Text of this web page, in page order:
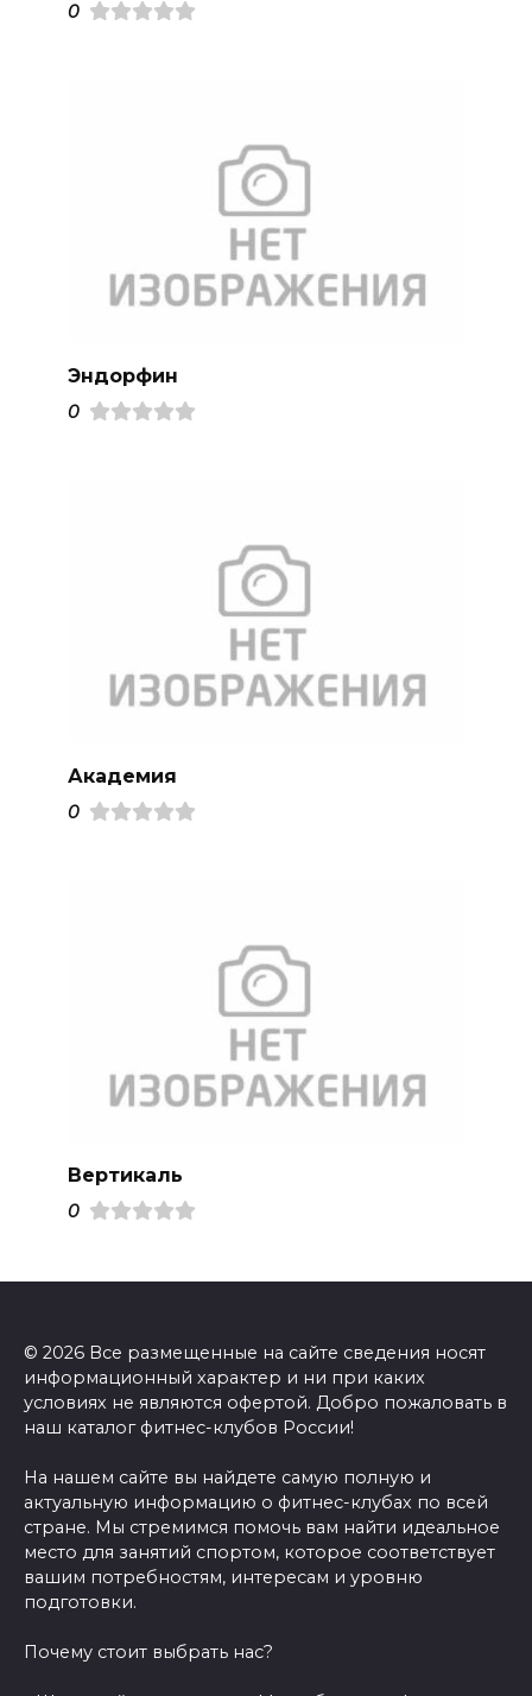
0
Эндорфин
0
Академия
0
Вертикаль
0
© 2026 Все размещенные на сайте сведения носят
информационный характер и ни при каких
условиях не являются офертой. Добро пожаловать в
наш каталог фитнес-клубов России!
На нашем сайте вы найдете самую полную и
актуальную информацию о фитнес-клубах по всей
стране. Мы стремимся помочь вам найти идеальное
место для занятий спортом, которое соответствует
вашим потребностям, интересам и уровню
подготовки.
Почему стоит выбрать нас?